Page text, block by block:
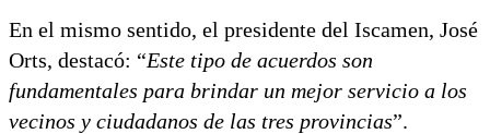
En el mismo sentido, el presidente del Iscamen, José
Orts, destacó: “Este tipo de acuerdos son
fundamentales para brindar un mejor servicio a los
vecinos y ciudadanos de las tres provincias”.